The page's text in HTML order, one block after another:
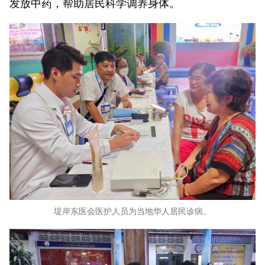
发放中药，帮助居民科学调养身体。
堤岸东医会医护人员为当地华人居民诊病。